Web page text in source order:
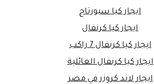
ايجار كيا سبورتاج
ايجار كيا كرنفال
ايجار كيا كرنفال 7 راكب
ايجار كيا كرنفال العائلية
ايجار لاند كروزر في مصر